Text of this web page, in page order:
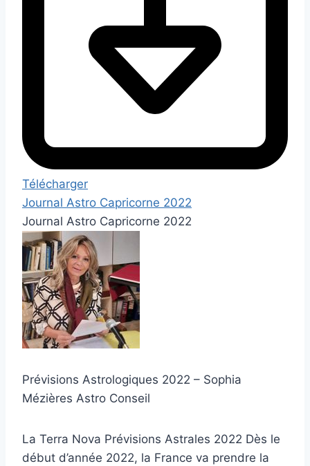
Télécharger
Journal Astro Capricorne 2022
Journal Astro Capricorne 2022
Prévisions Astrologiques 2022 – Sophia
Mézières Astro Conseil
La Terra Nova Prévisions Astrales 2022 Dès le
début d’année 2022, la France va prendre la